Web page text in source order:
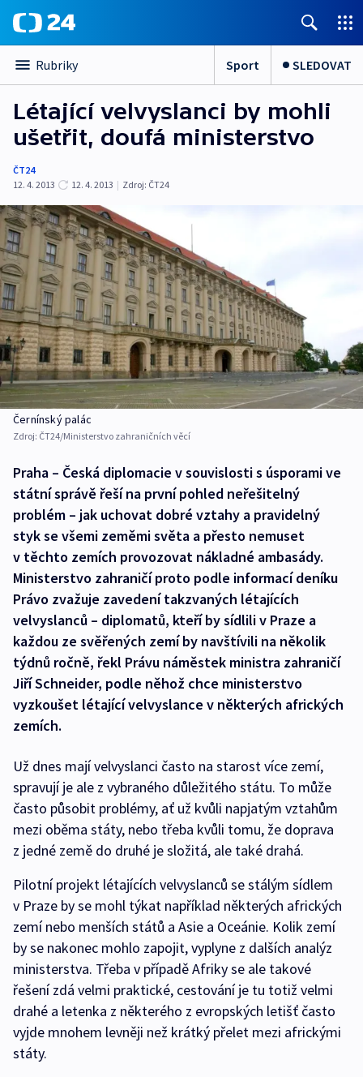
Rubriky Sport SLEDOVAT
Létající velvyslanci by mohli
ušetřit, doufá ministerstvo
ČT24
12. 4. 2013
12. 4. 2013 | Zdroj: ČT24
Černínský palác
Zdroj: ČT24/Ministerstvo zahraničních věcí
Praha – Česká diplomacie v souvislosti s úsporami ve
státní správě řeší na první pohled neřešitelný
problém – jak uchovat dobré vztahy a pravidelný
styk se všemi zeměmi světa a přesto nemuset
v těchto zemích provozovat nákladné ambasády.
Ministerstvo zahraničí proto podle informací deníku
Právo zvažuje zavedení takzvaných létajících
velvyslanců – diplomatů, kteří by sídlili v Praze a
každou ze svěřených zemí by navštívili na několik
týdnů ročně, řekl Právu náměstek ministra zahraničí
Jiří Schneider, podle něhož chce ministerstvo
vyzkoušet létající velvyslance v některých afrických
zemích.
Už dnes mají velvyslanci často na starost více zemí,
spravují je ale z vybraného důležitého státu. To může
často působit problémy, ať už kvůli napjatým vztahům
mezi oběma státy, nebo třeba kvůli tomu, že doprava
z jedné země do druhé je složitá, ale také drahá.
Pilotní projekt létajících velvyslanců se stálým sídlem
v Praze by se mohl týkat například některých afrických
zemí nebo menších států a Asie a Oceánie. Kolik zemí
by se nakonec mohlo zapojit, vyplyne z dalších analýz
ministerstva. Třeba v případě Afriky se ale takové
řešení zdá velmi praktické, cestování je tu totiž velmi
drahé a letenka z některého z evropských letišť často
vyjde mnohem levněji než krátký přelet mezi africkými
státy.